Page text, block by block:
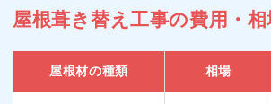
屋根葺き替え工事の費用・相
屋根材の種類 相場